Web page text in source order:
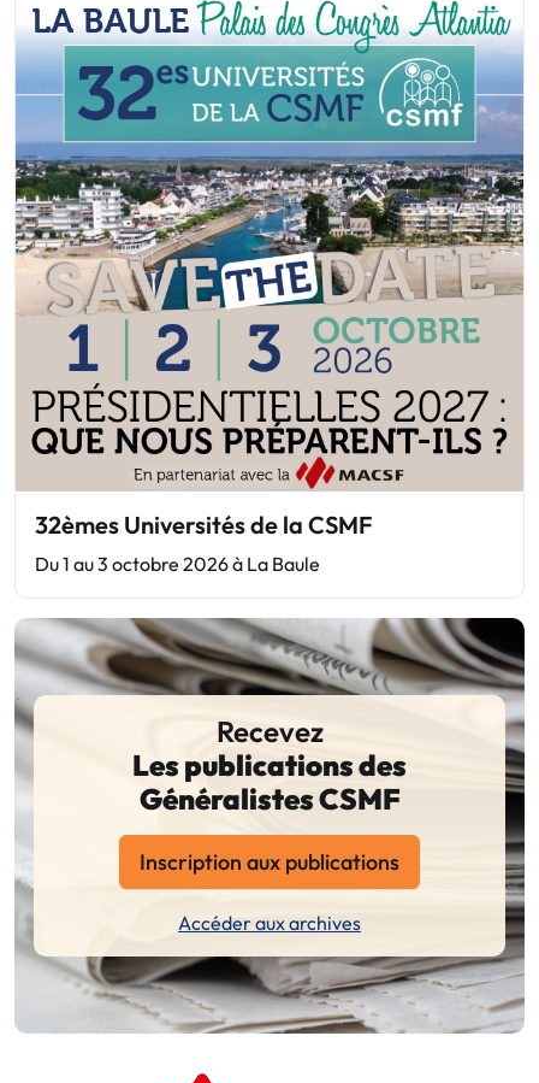
32èmes Universités de la CSMF
Du 1 au 3 octobre 2026 à La Baule
Recevez
Les publications des
Généralistes CSMF
Inscription aux publications
Accéder aux archives